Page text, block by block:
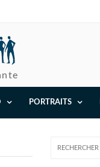
PORTRAITS